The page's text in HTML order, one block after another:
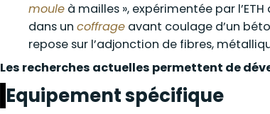
moule à mailles », expérimentée par
dans un coffrage avant coulage d’un
repose sur l’adjonction de fibres,
Les recherches actuelles permettent de
Equipement spécifique